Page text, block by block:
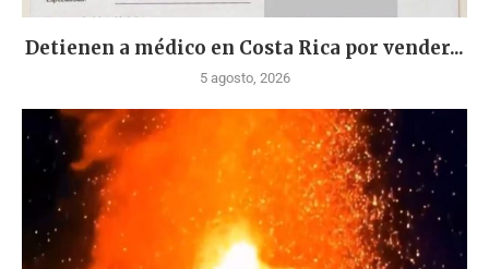
Detienen a médico en Costa Rica por vender...
5 agosto, 2026